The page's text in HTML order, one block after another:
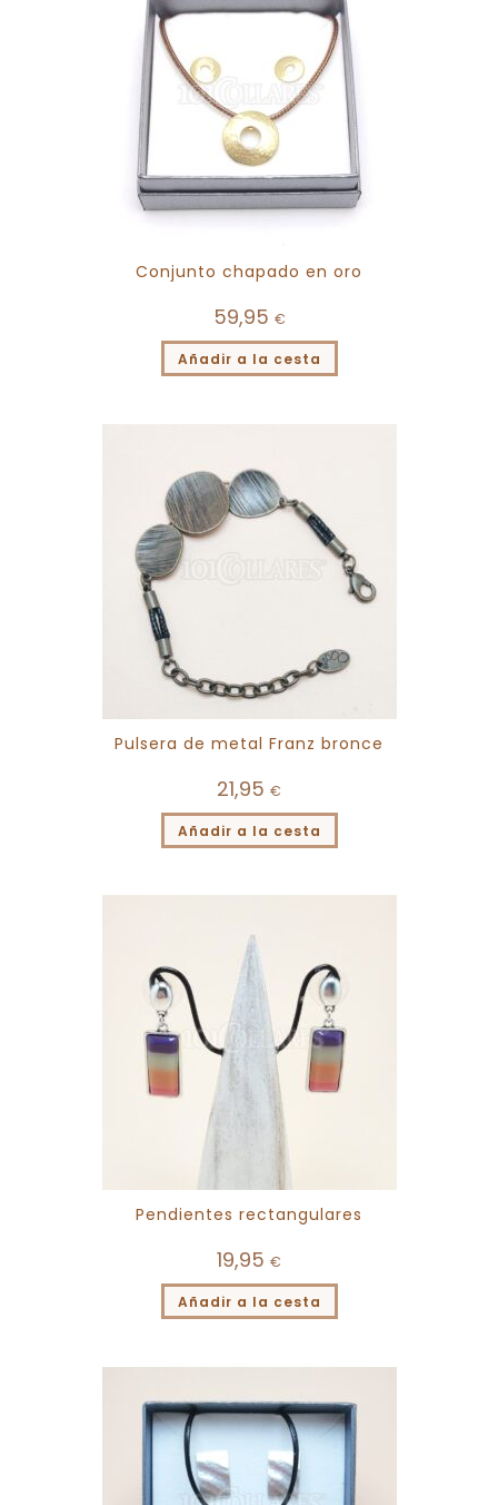
Conjunto chapado en oro
59,95 €
Añadir a la cesta
Pulsera de metal Franz bronce
21,95 €
Añadir a la cesta
Pendientes rectangulares
19,95 €
Añadir a la cesta